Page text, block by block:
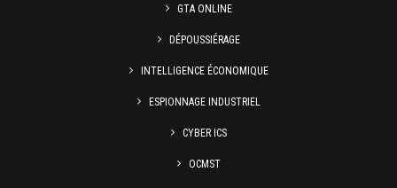
GTA ONLINE
DÉPOUSSIÉRAGE
INTELLIGENCE ÉCONOMIQUE
ESPIONNAGE INDUSTRIEL
CYBER ICS
OCMST